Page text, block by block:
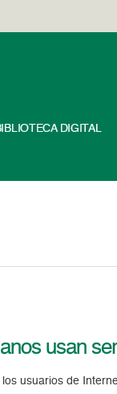
DIGITAL
usan
usuarios de